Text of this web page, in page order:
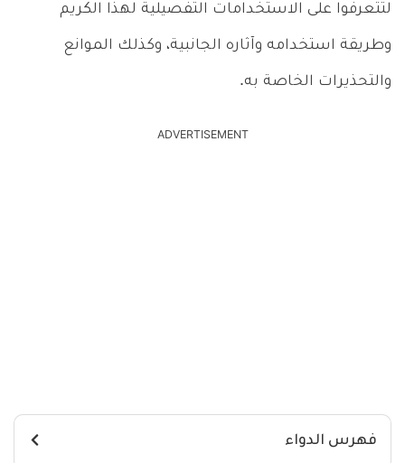
لتتعرفوا على الاستخدامات التفصيلية لهذا الكريم
وطريقة استخدامه وآثاره الجانبية، وكذلك الموانع
والتحذيرات الخاصة به.
ADVERTISEMENT
فهرس الدواء